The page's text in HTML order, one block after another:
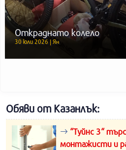
Откраднато колело
30 юли 2026 | Ян
Обяви от Казанлък:
“Туйнс 3“
монтажисти и